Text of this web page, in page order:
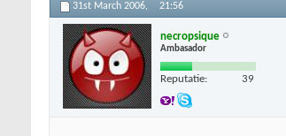
31st March 2006, 21:56
necropsique
Ambasador
Reputatie: 39